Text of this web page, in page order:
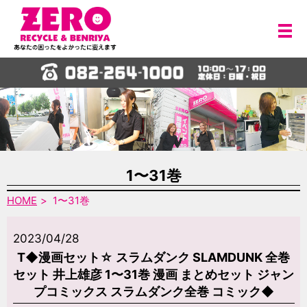
メ
1〜31巻
HOME 1〜31巻
2023/04/28
T◆漫画セット☆ スラムダンク SLAMDUNK 全巻
セット 井上雄彦 1〜31巻 漫画 まとめセット ジャン
プコミックス スラムダンク全巻 コミック◆